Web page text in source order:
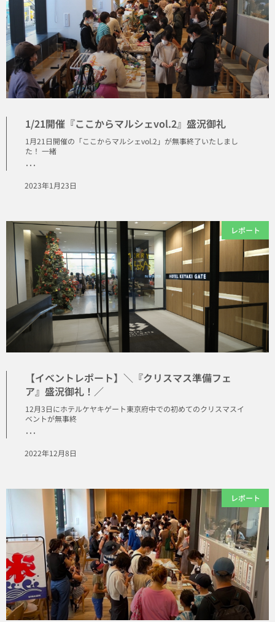
1/21開催『ここからマルシェvol.2』盛況御礼
1月21日開催の「ここからマルシェvol.2」が無事終了いたしまし
た！ 一緒
･･･
2023年1月23日
レポート
【イベントレポート】＼『クリスマス準備フェ
ア』盛況御礼！／
12月3日にホテルケヤキゲート東京府中での初めてのクリスマスイ
ベントが無事終
･･･
2022年12月8日
レポート